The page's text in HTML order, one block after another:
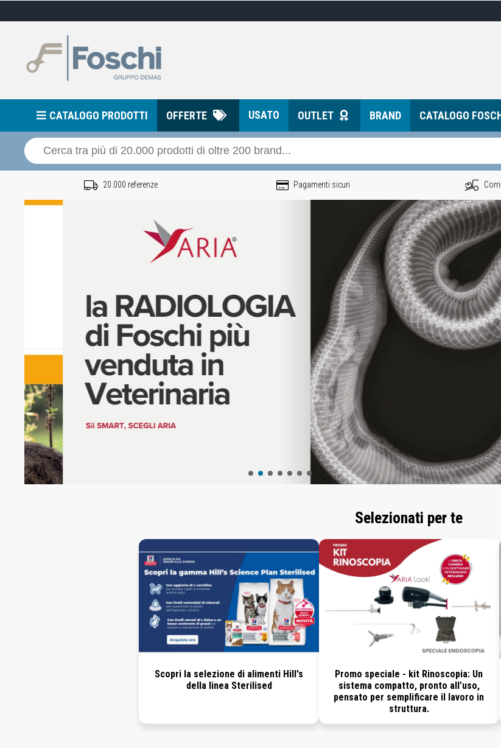
CATALOGO PRODOTTI OFFERTE USATO OUTLET BRAND CATALOGO
20.000 referenze Pagamenti sicuri
Selezionati per te
Scopri la selezione di alimenti Hill's
della linea Sterilised
Promo speciale - kit Rinoscopia: Un
sistema compatto, pronto all’uso,
pensato per semplificare il lavoro in
struttura.